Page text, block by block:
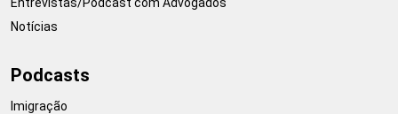
Notícias
Podcasts
Imigração